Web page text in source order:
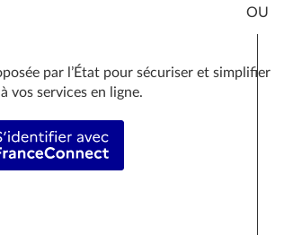
par l’État pour sécuriser et simplifier
vos services en ligne.
S’identifier avec FranceConnect